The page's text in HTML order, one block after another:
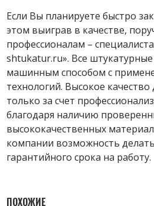
Если Вы планируете быстро
этом выиграв в качестве,
профессионалам –
shtukatur.ru». Все
машинным способом с
технологий. Высокое качество
только за счет
благодаря наличию
высококачественных
компании возможность
гарантийного срока на работу.
ПОХОЖИЕ